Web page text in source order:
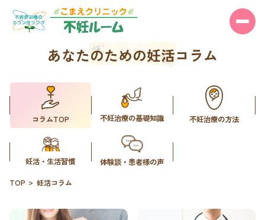
あなたのための妊活コラム
コラムTOP 不妊治療の基礎知識 不妊治療の方法
妊活・生活習慣 体験談・患者様の声
TOP 妊活コラム